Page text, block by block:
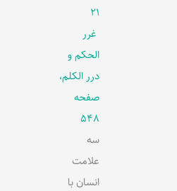
۲۱
غرر
الحکم و
درر الکلم،
صفحه
548
سه
علامت
انسان با